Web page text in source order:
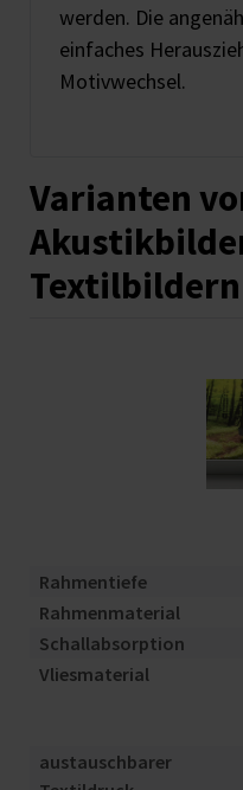
werden. Die
einfaches
Motivwechsel.
Varianten
Textilbildern
Rahmentiefe
Rahmenmaterial
Schallabsorption
Vliesmaterial
austauschbarer